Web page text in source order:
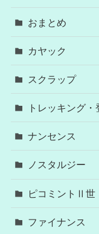
おまとめ
カヤック
スクラップ
トレッキング・
ナンセンス
ノスタルジー
ピコミントⅡ世
ファイナンス